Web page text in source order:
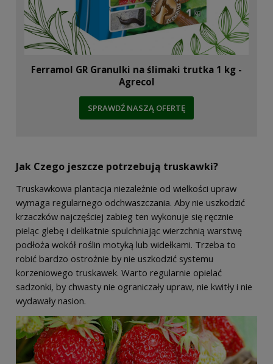
Ferramol GR Granulki na ślimaki trutka 1 kg -
Agrecol
SPRAWDŹ NASZĄ OFERTĘ
Jak Czego jeszcze potrzebują truskawki?
Truskawkowa plantacja niezależnie od wielkości upraw
wymaga regularnego odchwaszczania. Aby nie uszkodzić
krzaczków najczęściej zabieg ten wykonuje się ręcznie
pieląc glebę i delikatnie spulchniając wierzchnią warstwę
podłoża wokół roślin motyką lub widełkami. Trzeba to
robić bardzo ostrożnie by nie uszkodzić systemu
korzeniowego truskawek. Warto regularnie opielać
sadzonki, by chwasty nie ograniczały upraw, nie kwitły i nie
wydawały nasion.